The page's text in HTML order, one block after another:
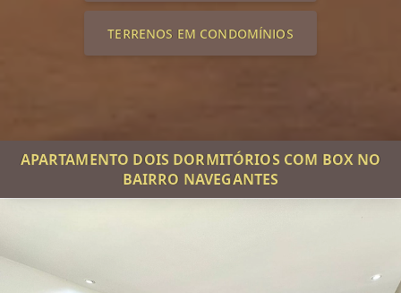
TERRENOS EM CONDOMÍNIOS
APARTAMENTO DOIS DORMITÓRIOS COM BOX NO
BAIRRO NAVEGANTES